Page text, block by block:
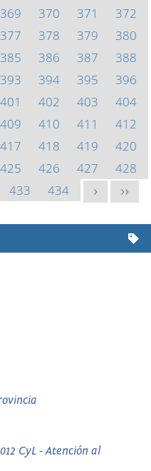
369 370 371
372
377 378 379
380
385 386 387
388
393 394 395
396
401 402 403
404
409 410 411
412
417 418 419
420
425 426 427
428
433 434 > >>
CyL - Atención al